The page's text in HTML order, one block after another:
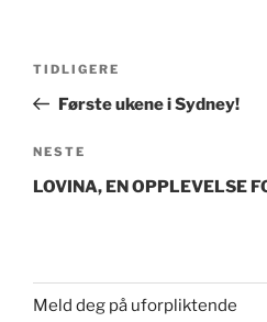
Forrige
innlegg
TIDLIGERE
Første ukene i Sydney!
Neste
innlegg
NESTE
LOVINA, EN OPPLEVELSE
Meld deg på uforpliktende